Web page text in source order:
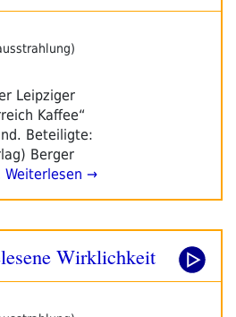
Leipziger
Kaffee“
Beteiligte:
Berger
Weiterlesen →
Wirklichkeit